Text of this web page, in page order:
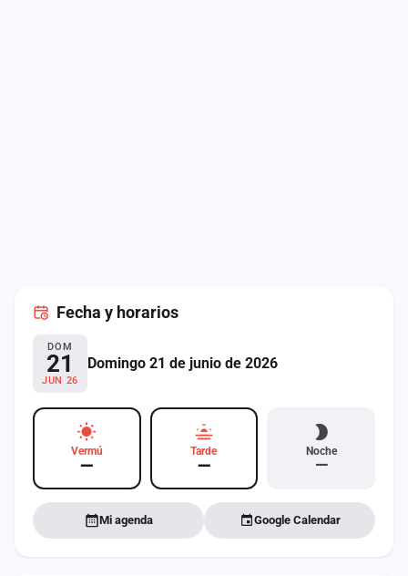
Fecha y horarios
DOM
21
JUN 26
Domingo 21 de junio de 2026
Vermú
—
Tarde
—
Noche
—
Mi agenda Google Calendar
Administración
Contacto